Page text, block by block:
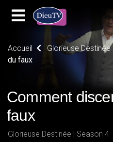
Accueil Glorieuse Destinée
du faux
Comment
faux
Glorieuse Destinée | Season 4